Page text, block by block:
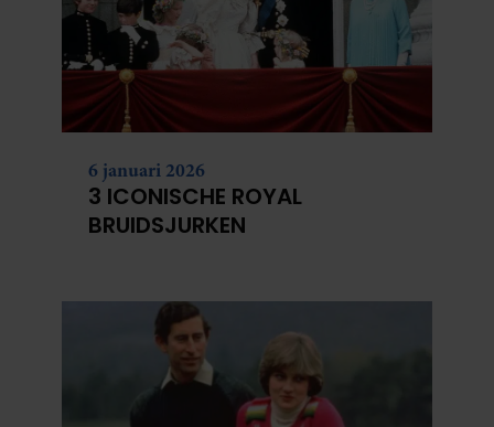
6 januari 2026
3 ICONISCHE ROYAL
BRUIDSJURKEN